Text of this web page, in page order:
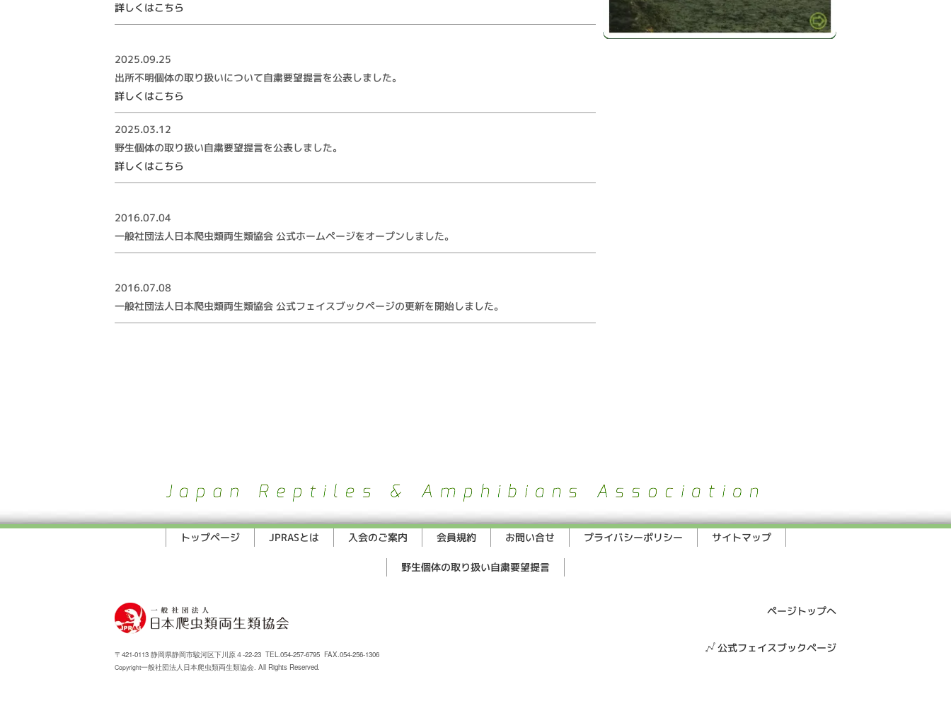
詳しくはこちら
2025.09.25
出所不明個体の取り扱いについて自粛要望提言を公表しました。
詳しくはこちら
2025.03.12
野生個体の取り扱い自粛要望提言を公表しました。
詳しくはこちら
2016.07.04
一般社団法人日本爬虫類両生類協会 公式ホームページをオープンしました。
2016.07.08
一般社団法人日本爬虫類両生類協会 公式フェイスブックページの更新を開始しました。
トップページ JPRASとは 入会のご案内 会員規約 お問い合せ プライバシーポリシー サイトマップ
野生個体の取り扱い自粛要望提言
〒421-0113 静岡県静岡市駿河区下川原４-22-23 TEL.054-257-6795 FAX.054-256-1306
Copyright一般社団法人日本爬虫類両生類協会. All Rights Reserved.
ページトップへ
公式フェイスブックページ